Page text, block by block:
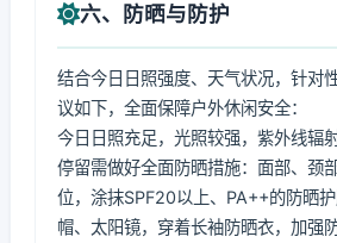
六、防晒与防护
结合今日日照强度、天气状况，针对
议如下，全面保障户外休闲安全：
今日日照充足，光照较强，紫外线辐
停留需做好全面防晒措施：面部、颈
位，涂抹SPF20以上、PA++的防晒
帽、太阳镜，穿着长袖防晒衣，加强